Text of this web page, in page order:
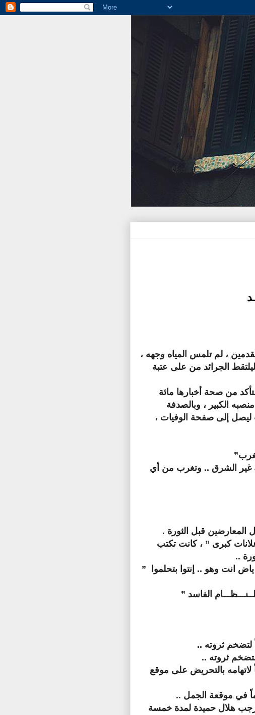
، لم تلمس المياه وجهه ،
الجرائد من على عتبة
من صحة أخبارها مائة
الكبير ، وبالصدفة
ليصل إلى صفحة الوفيات ،
غير الشرق .. وتغرب من أي
المعارضين قبل الثورة .
كبرى ” ، كانت تكتب
..
انت وهو .. إنتوا بتحلموا ”
الفاسد ”
ثروته ..
ثروته ..
بالتحريض على موقع
في موقعة الجمل ..
هلال حميدة لمدة خمسة